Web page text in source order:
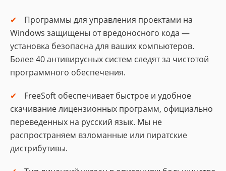
Программы для управления проектами на
Windows защищены от вредоносного кода —
установка безопасна для ваших компьютеров.
Более 40 антивирусных систем следят за чистотой
программного обеспечения.
FreeSoft обеспечивает быстрое и удобное
скачивание лицензионных программ, официально
переведенных на русский язык. Мы не
распространяем взломанные или пиратские
дистрибутивы.